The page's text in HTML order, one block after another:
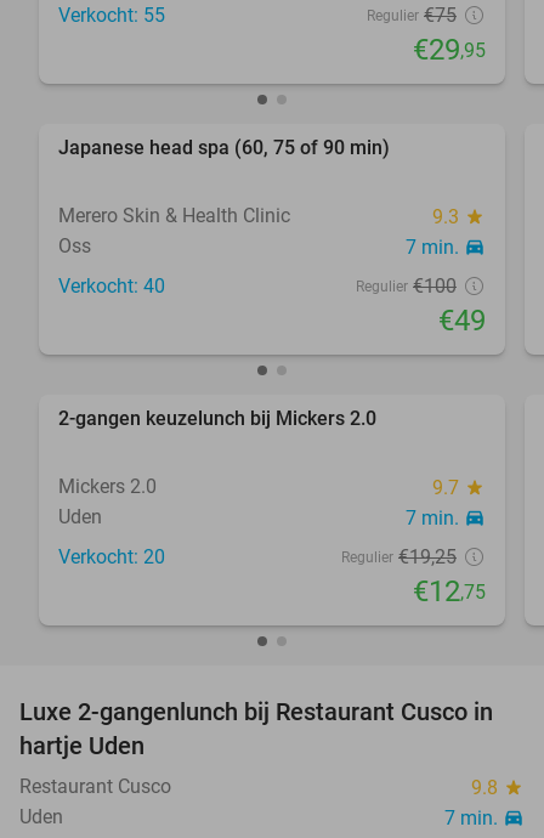
Verkocht: 55 Regulier €75
€29,95
favorite_border
Japanese head spa (60, 75 of 90 min)
Merero Skin & Health Clinic 9.3 star
Oss 7 min. directions_car
Verkocht: 40 Regulier €100
€49
favorite_border
2-gangen keuzelunch bij Mickers 2.0
Mickers 2.0 9.7 star
Uden 7 min. directions_car
Verkocht: 20 Regulier €19,25
€12,75
43%
Luxe 2-gangenlunch bij Restaurant Cusco in
hartje Uden
Restaurant Cusco 9.8 star
Uden 7 min. directions_car